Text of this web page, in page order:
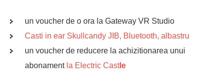
un voucher de o ora la Gateway VR Studio
Casti in ear Skullcandy JIB, Bluetooth, albastru
un voucher de reducere la achizitionarea unui
abonamentla Electric Castle